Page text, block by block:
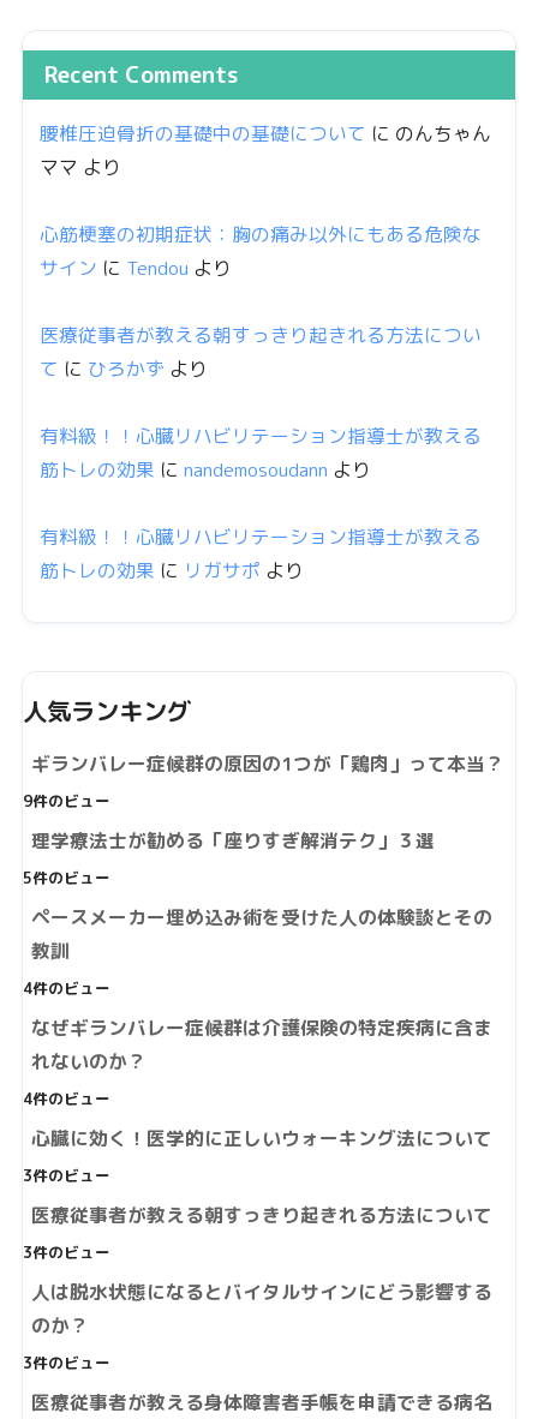
Recent Comments
腰椎圧迫骨折の基礎中の基礎について に のんちゃん
ママ より
心筋梗塞の初期症状：胸の痛み以外にもある危険な
サイン に Tendou より
医療従事者が教える朝すっきり起きれる方法につい
て に ひろかず より
有料級！！心臓リハビリテーション指導士が教える
筋トレの効果 に nandemosoudann より
有料級！！心臓リハビリテーション指導士が教える
筋トレの効果 に リガサポ より
人気ランキング
ギランバレー症候群の原因の1つが「鶏肉」って本当？
9件のビュー
理学療法士が勧める「座りすぎ解消テク」３選
5件のビュー
ペースメーカー埋め込み術を受けた人の体験談とその
教訓
4件のビュー
なぜギランバレー症候群は介護保険の特定疾病に含ま
れないのか？
4件のビュー
心臓に効く！医学的に正しいウォーキング法について
3件のビュー
医療従事者が教える朝すっきり起きれる方法について
3件のビュー
人は脱水状態になるとバイタルサインにどう影響する
のか？
3件のビュー
医療従事者が教える身体障害者手帳を申請できる病名